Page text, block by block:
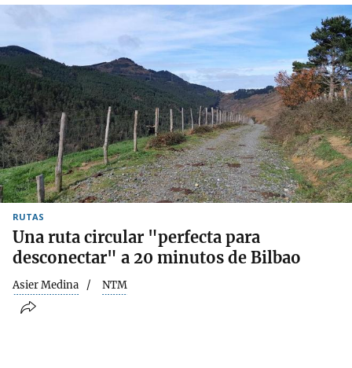
RUTAS
Una ruta circular "perfecta para
desconectar" a 20 minutos de Bilbao
Asier Medina NTM